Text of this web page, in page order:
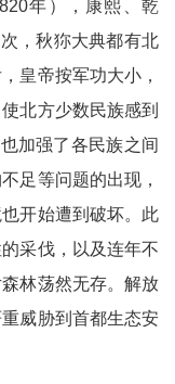
年），康熙、乾
，秋狝大典都有北
皇帝按军功大小，
北方少数民族感到
加强了各民族之间
足等问题的出现，
开始遭到破坏。此
采伐，以及连年不
林荡然无存。解放
威胁到首都生态安